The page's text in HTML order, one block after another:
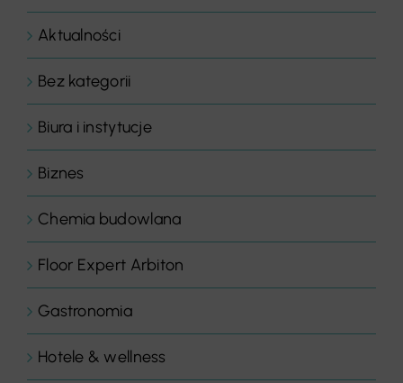
Aktualności
Bez kategorii
Biura i instytucje
Biznes
Chemia budowlana
Floor Expert Arbiton
Gastronomia
Hotele & wellness